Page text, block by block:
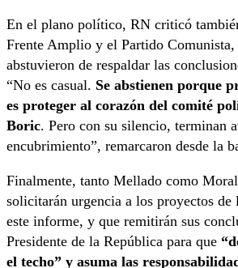
En el plano político, RN criticó
Frente Amplio y el Partido Comunista,
abstuvieron de respaldar las
“No es casual. Se abstienen porque
es proteger al corazón del comité
Boric. Pero con su silencio, terminan
encubrimiento”, remarcaron desde la
Finalmente, tanto Mellado como
solicitarán urgencia a los proyectos de
este informe, y que remitirán sus
Presidente de la República para que
el techo” y asuma las